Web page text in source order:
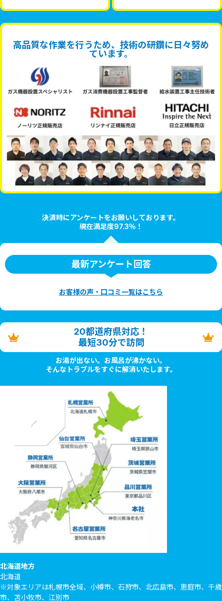
高品質な作業を行うため、技術の研鑽に日々努め
ています。
決済時にアンケートをお願いしております。
現在満足度97.3％！
最新アンケート回答
お客様の声・口コミ一覧はこちら
20都道府県対応！
最短30分で訪問
お湯が出ない。お風呂が沸かない。
そんなトラブルをすぐに解消いたします。
北海道地方
北海道
※対象エリアは札幌市全域、小樽市、石狩市、北広島市、恵庭市、千歳
市、苫小牧市、江別市